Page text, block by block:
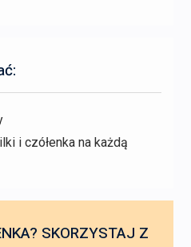
i czółenka na każdą
SKORZYSTAJ Z